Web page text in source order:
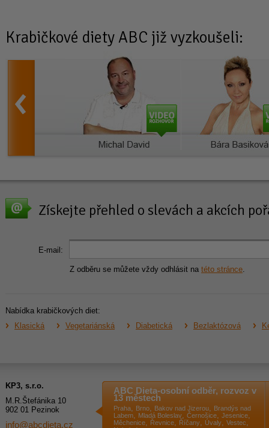
Krabičkové diety ABC již vyzkoušeli:
Získejte přehled o slevách a akcích
E-mail:
Z odběru se můžete vždy odhlásit na této stránce
Nabídka krabičkových diet:
Klasická
Vegetariánská Diabetická Bezlaktózová
KP3, s.r.o.
M.R.Štefánika 10
902 01 Pezinok
info@abcdieta.cz
ABC Dieta-osobní odběr, rozvoz v
13 městech
Praha Brno Bakov nad Jizerou
Brandýs nad
Labem
Mladá Boleslav Černošice Jesenice
Měchenice Řevnice Říčany Úvaly Vestec